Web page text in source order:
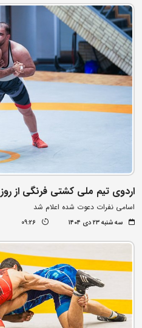
اردوی تیم ملی کشتی فرنگی از روز 29 دی ماه آغاز می شود
اسامی نفرات دعوت شده اعلام شد
سه شنبه ۲۳ دی ۱۴۰۴ 09:26